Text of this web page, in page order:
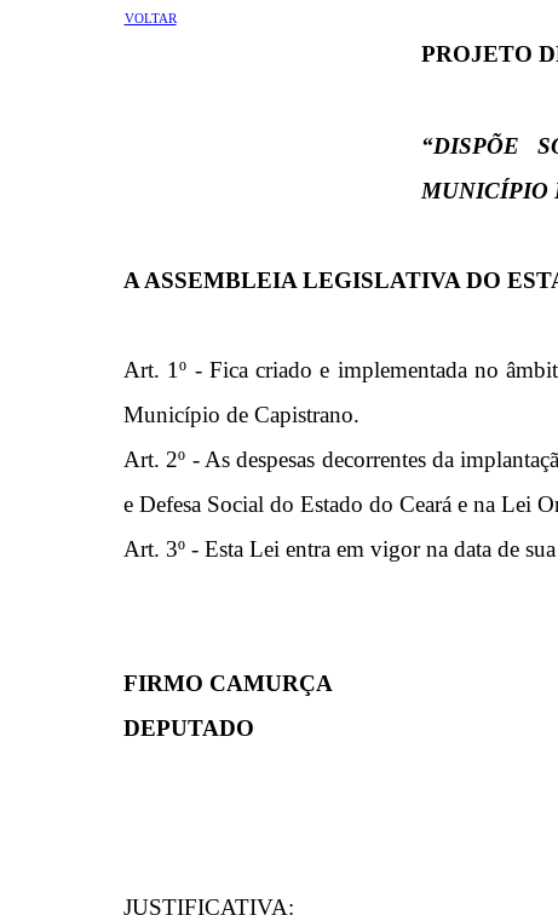
VOLTAR
PROJETO
“DISPÕE
MUNICÍPIO
A ASSEMBLEIA LEGISLATIVA DO
Art. 1º - Fica criado e implementada no
Município de Capistrano.
Art. 2º - As despesas decorrentes da
e Defesa Social do Estado do Ceará e na Lei
Art. 3º - Esta Lei entra em vigor na data de
FIRMO CAMURÇA
DEPUTADO
JUSTIFICATIVA: